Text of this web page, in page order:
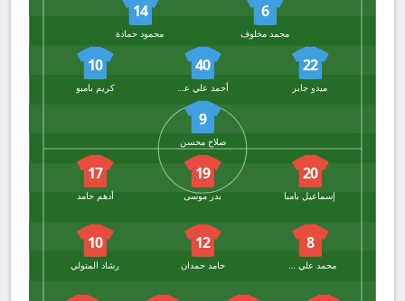
6
محمد مخلوف
14
محمود حمادة
22
ميدو جابر
40
أحمد علي عامر
10
كريم بامبو
9
صلاح محسن
20
إسماعيل بامبا
19
بدر موسى
17
أدهم حامد
8
محمد علي عكاشة
12
حامد حمدان
10
رشاد المتولي